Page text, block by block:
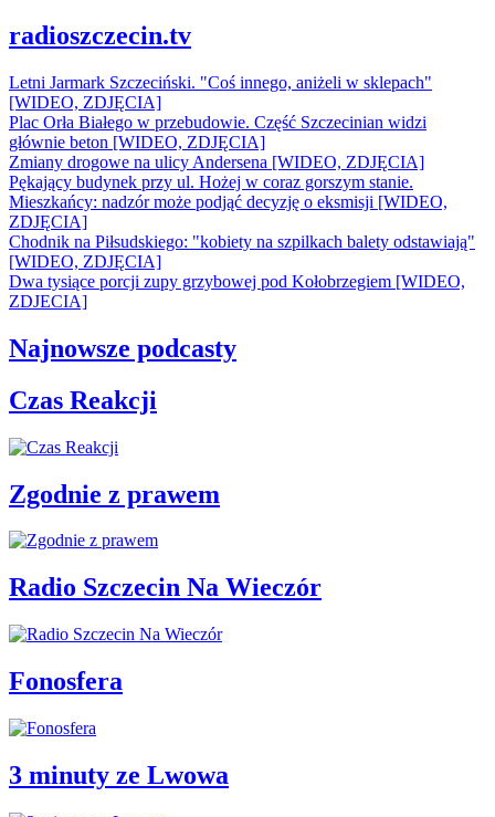
radioszczecin.tv
Letni Jarmark Szczeciński. "Coś innego, aniżeli w sklepach"
[WIDEO, ZDJĘCIA]
Plac Orła Białego w przebudowie. Część Szczecinian widzi
głównie beton [WIDEO, ZDJĘCIA]
Zmiany drogowe na ulicy Andersena [WIDEO, ZDJĘCIA]
Pękający budynek przy ul. Hożej w coraz gorszym stanie.
Mieszkańcy: nadzór może podjąć decyzję o eksmisji [WIDEO,
ZDJĘCIA]
Chodnik na Piłsudskiego: "kobiety na szpilkach balety odstawiają"
[WIDEO, ZDJĘCIA]
Dwa tysiące porcji zupy grzybowej pod Kołobrzegiem [WIDEO,
ZDJECIA]
Najnowsze podcasty
Czas Reakcji
Zgodnie z prawem
Radio Szczecin Na Wieczór
Fonosfera
3 minuty ze Lwowa